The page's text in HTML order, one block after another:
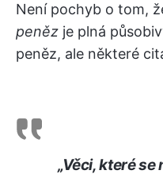
Není pochyb o tom,
peněz je plná
peněz, ale některé
„Věci, které